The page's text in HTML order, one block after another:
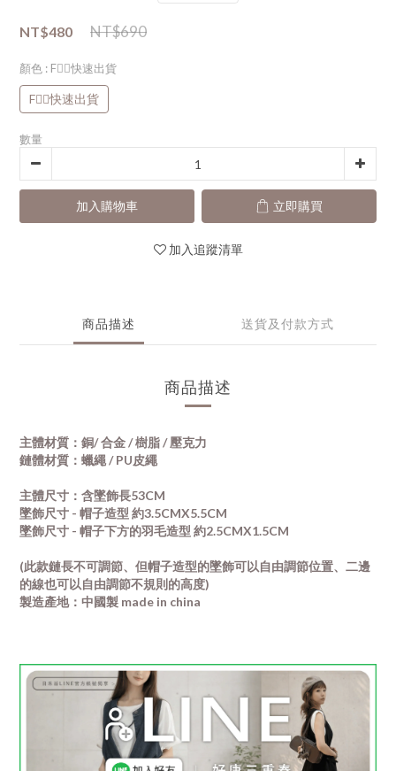
NT$480 NT$690
顏色 : F👈🏻快速出貨
F👈🏻快速出貨
數量
加入購物車 立即購買
加入追蹤清單
商品描述 送貨及付款方式
商品描述
主體材質：銅/ 合金/樹脂 / 壓克力
鏈體材質：蠟繩 / PU皮繩
主體尺寸： 含墜飾長53CM
墜飾尺寸 - 帽子造型 約3.5CMX5.5CM
墜飾尺寸 - 帽子下方的羽毛造型 約2.5CMX1.5CM
(此款鏈長不可調節、但帽子造型的墜飾可以自由調節位置、二邊
的線也可以自由調節不規則的高度)
製造產地：中國製 made in china